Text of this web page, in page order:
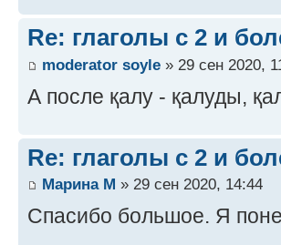
Re: глаголы с 2 и
moderator soyle » 29 сен 2020,
А после қалу - қалуды,
Re: глаголы с 2 и
Марина М » 29 сен 2020, 14:44
Спасибо большое. Я